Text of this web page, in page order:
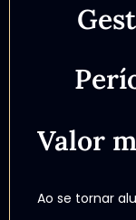
Valor
Ao se tornar